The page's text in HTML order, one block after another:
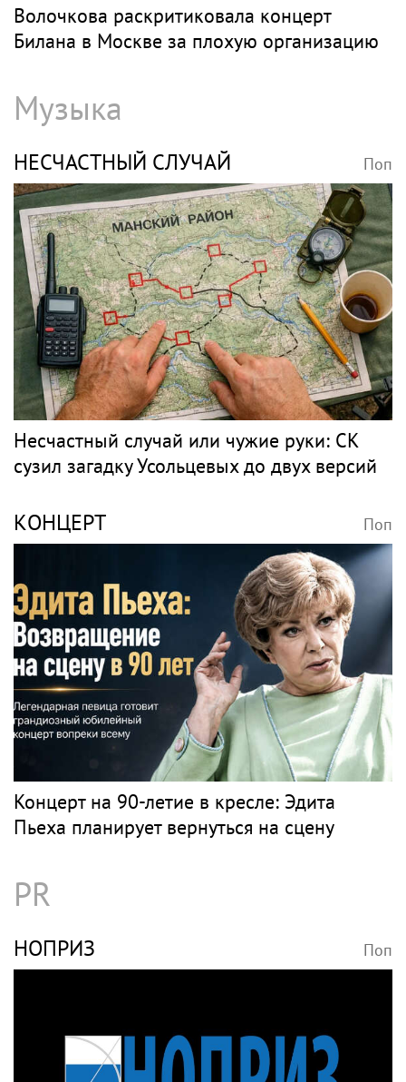
Волочкова раскритиковала концерт
Билана в Москве за плохую организацию
Музыка
НЕСЧАСТНЫЙ СЛУЧАЙ Поп
Несчастный случай или чужие руки: СК
сузил загадку Усольцевых до двух версий
КОНЦЕРТ Поп
Концерт на 90-летие в кресле: Эдита
Пьеха планирует вернуться на сцену
PR
НОПРИЗ Поп